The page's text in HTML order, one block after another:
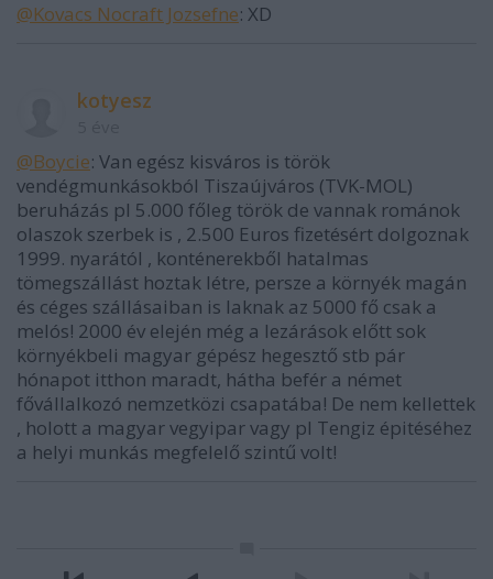
@Kovacs Nocraft Jozsefne: XD
kotyesz
@Boycie: Van egész kisváros is török
vendégmunkásokból Tiszaújváros (TVK-MOL)
beruházás pl 5.000 főleg török de vannak románok
olaszok szerbek is , 2.500 Euros fizetésért dolgoznak
1999. nyarától , konténerekből hatalmas
tömegszállást hoztak létre, persze a környék magán
és céges szállásaiban is laknak az 5000 fő csak a
melós! 2000 év elején még a lezárások előtt sok
környékbeli magyar gépész hegesztő stb pár
hónapot itthon maradt, hátha befér a német
fővállalkozó nemzetközi csapatába! De nem kellettek
, holott a magyar vegyipar vagy pl Tengiz épitéséhez
a helyi munkás megfelelő szintű volt!